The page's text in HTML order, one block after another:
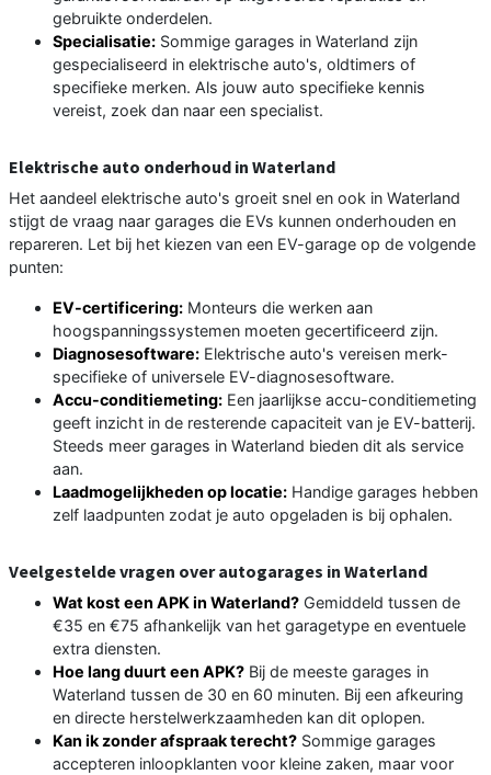
gebruikte onderdelen.
Specialisatie: Sommige garages in Waterland zijn
gespecialiseerd in elektrische auto's, oldtimers of
specifieke merken. Als jouw auto specifieke kennis
vereist, zoek dan naar een specialist.
Elektrische auto onderhoud in Waterland
Het aandeel elektrische auto's groeit snel en ook in Waterland
stijgt de vraag naar garages die EVs kunnen onderhouden en
repareren. Let bij het kiezen van een EV-garage op de volgende
punten:
EV-certificering: Monteurs die werken aan
hoogspanningssystemen moeten gecertificeerd zijn.
Diagnosesoftware: Elektrische auto's vereisen merk-
specifieke of universele EV-diagnosesoftware.
Accu-conditiemeting: Een jaarlijkse accu-conditiemeting
geeft inzicht in de resterende capaciteit van je EV-batterij.
Steeds meer garages in Waterland bieden dit als service
aan.
Laadmogelijkheden op locatie: Handige garages hebben
zelf laadpunten zodat je auto opgeladen is bij ophalen.
Veelgestelde vragen over autogarages in Waterland
Wat kost een APK in Waterland? Gemiddeld tussen de
€35 en €75 afhankelijk van het garagetype en eventuele
extra diensten.
Hoe lang duurt een APK? Bij de meeste garages in
Waterland tussen de 30 en 60 minuten. Bij een afkeuring
en directe herstelwerkzaamheden kan dit oplopen.
Kan ik zonder afspraak terecht? Sommige garages
accepteren inloopklanten voor kleine zaken, maar voor